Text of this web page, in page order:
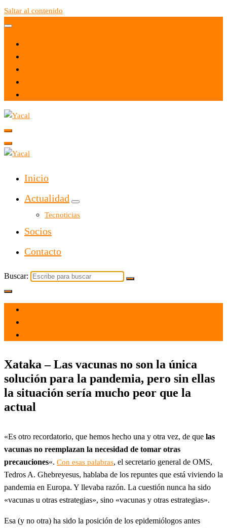
Saltar al contenido
Yacal micro hosting
Inicio
Actualidad
Tecnoticias
Socios
Contacto
Buscar:
Xataka – Las vacunas no son la única
solución para la pandemia, pero sin ellas
la situación sería mucho peor que la
actual
«Es otro recordatorio, que hemos hecho una y otra vez, de que las
vacunas no reemplazan la necesidad de tomar otras
precauciones«. Con esas palabras, el secretario general de OMS,
Tedros A. Ghebreyesus, hablaba de los repuntes que está viviendo la
pandemia en Europa. Y llevaba razón. La cuestión nunca ha sido
«vacunas u otras estrategias», sino «vacunas y otras estrategias».
Esa (y no otra) ha sido la posición de los epidemiólogos antes